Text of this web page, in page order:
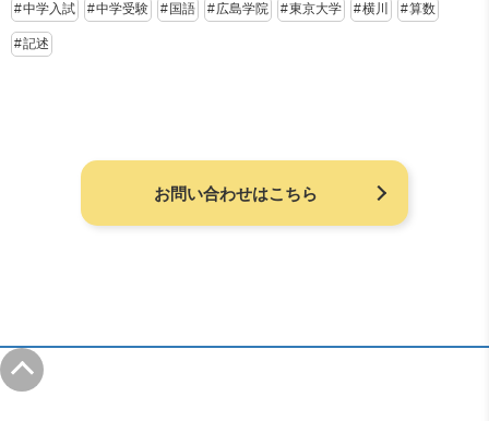
中学入試 中学受験 国語 広島学院 東京大学 横川 算数
記述
お問い合わせはこちら